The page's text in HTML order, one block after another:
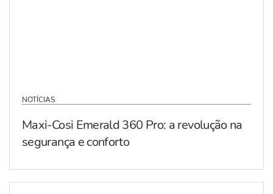
NOTÍCIAS
Maxi-Cosi Emerald 360 Pro: a revolução na
segurança e conforto